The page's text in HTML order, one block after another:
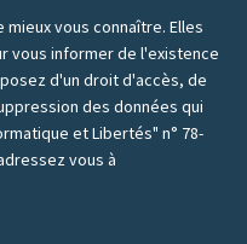
vous connaître. Elles
vous informer de l'existence
d'un droit d'accès, de
des données qui
et Libertés" n° 78-
vous à